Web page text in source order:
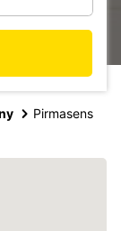
Pirmasens